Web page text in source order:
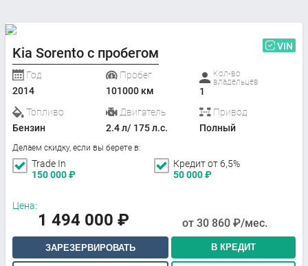
Kia Sorento с пробегом VIN
Год
2014
Пробег
101000 км
Кол-во
владельцев
1
Топливо
Бензин
Двигатель
2.4 л/ 175 л.с.
Привод
Полный
Делаем скидку, если вы берете в:
Trade In
150 000₽
Кредит от 6,5%
50 000₽
Цена:
1 494 000 ₽ от 30 860 ₽/мес.
ЗАРЕЗЕРВИРОВАТЬ В КРЕДИТ